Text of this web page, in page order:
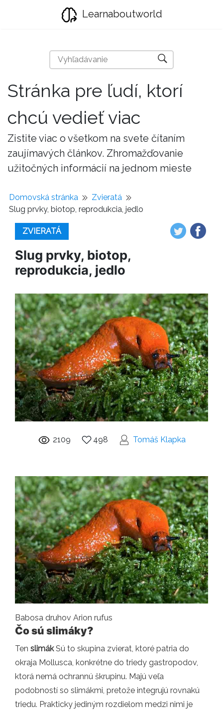
Learnaboutworld
Stránka pre ľudí, ktorí
chcú vedieť viac
Zistite viac o všetkom na svete čítaním
zaujímavých článkov. Zhromažďovanie
užitočných informácií na jednom mieste
Domovská stránka
Zvieratá
Slug prvky, biotop, reprodukcia, jedlo
ZVIERATÁ
Slug prvky, biotop,
reprodukcia, jedlo
2109 498 Tomáš Klapka
Babosa druhov Arion rufus
Čo sú slimáky?
Ten slimákSú to skupina zvierat, ktoré patria do
okraja Mollusca, konkrétne do triedy gastropodov,
ktorá nemá ochrannú škrupinu. Majú veľa
podobností so slimákmi, pretože integrujú rovnakú
triedu. Prakticky jediným rozdielom medzi nimi je